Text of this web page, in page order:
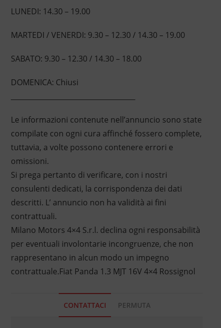
LUNEDI: 14.30 – 19.00
MARTEDI / VENERDI: 9.30 – 12.30 / 14.30 – 19.00
SABATO: 9.30 – 12.30 / 14.30 – 18.00
DOMENICA: Chiusi
Le informazioni contenute nell’annuncio sono state
compilate con ogni cura affinché fossero complete,
tuttavia, a volte possono contenere errori e
omissioni.
Si prega pertanto di verificare, con i nostri
consulenti dedicati, la corrispondenza dei dati
descritti. L’ annuncio non ha validità ai fini
contrattuali.
Milano Motors 4×4 S.r.l. declina ogni responsabilità
per eventuali involontarie incongruenze, che non
rappresentano in alcun modo un impegno
contrattuale.Fiat Panda 1.3 MJT 16V 4×4 Rossignol
CONTATTACI PERMUTA